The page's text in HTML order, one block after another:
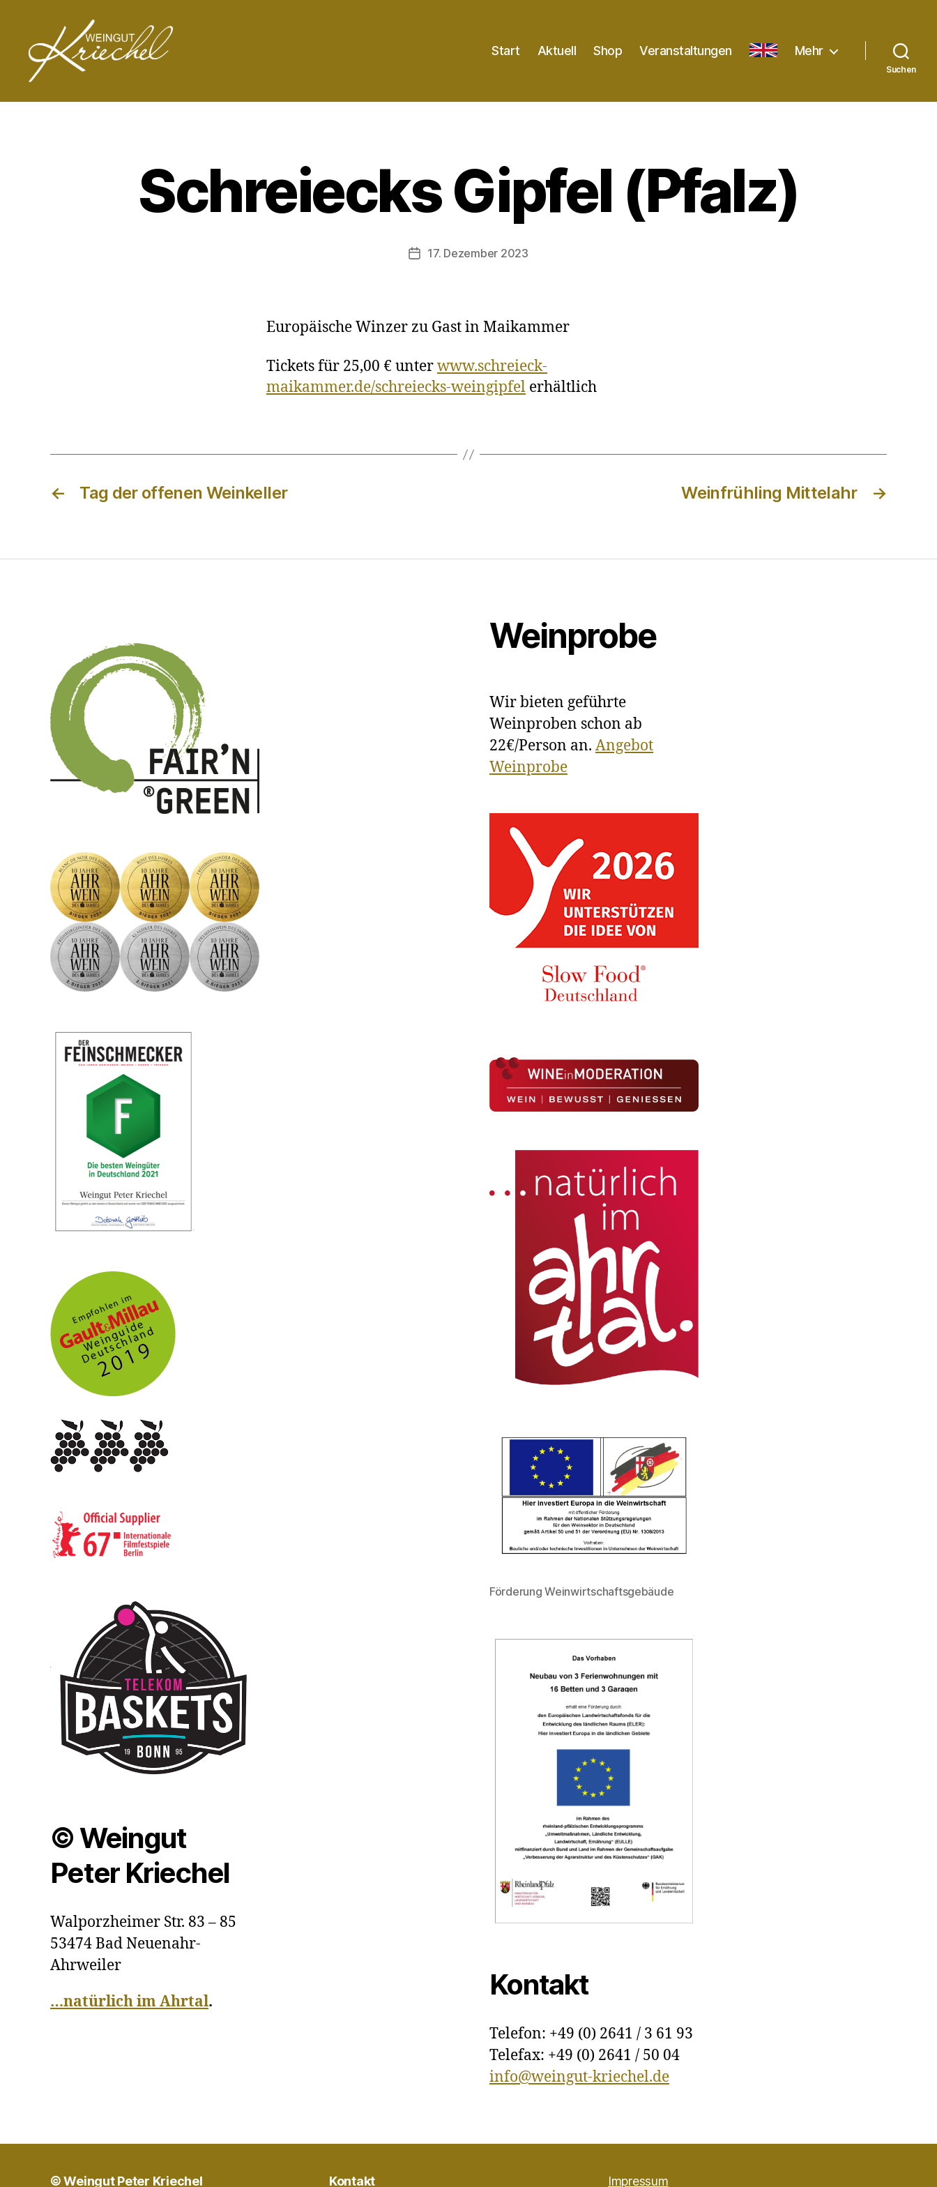
Peter
Start Aktuell Shop Veranstaltungen English Mehr
Suchen
Schreiecks Gipfel (Pfalz)
Veröffentlichungsdatum
17. Dezember 2023
Europäische Winzer zu Gast in Maikammer
Tickets für 25,00 € unterwww.schreieck-
maikammer.de/schreiecks-weingipfel erhältlich
← Tag der offenen Weinkeller →
Weinfrühling Mittelahr
© Weingut
Peter Kriechel
Walporzheimer Str. 83 – 85
53474 Bad Neuenahr-
Ahrweiler
…natürlich im Ahrtal.
Weinprobe
Wir bieten geführte
Weinproben schon ab
22€/Person an. Angebot
Weinprobe
Förderung Weinwirtschaftsgebäude
Kontakt
Telefon: +49 (0) 2641 / 3 61 93
Telefax: +49 (0) 2641 / 50 04
info@weingut-kriechel.de
© Weingut Peter Kriechel Kontakt Impressum